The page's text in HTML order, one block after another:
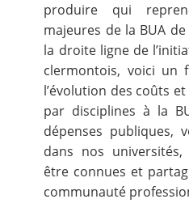
Nous suivre
produire qui
majeures de la BUA
la droite ligne de
clermontois, voici un
l’évolution des coûts
par disciplines à la
dépenses publiques,
dans nos
être connues et
communauté